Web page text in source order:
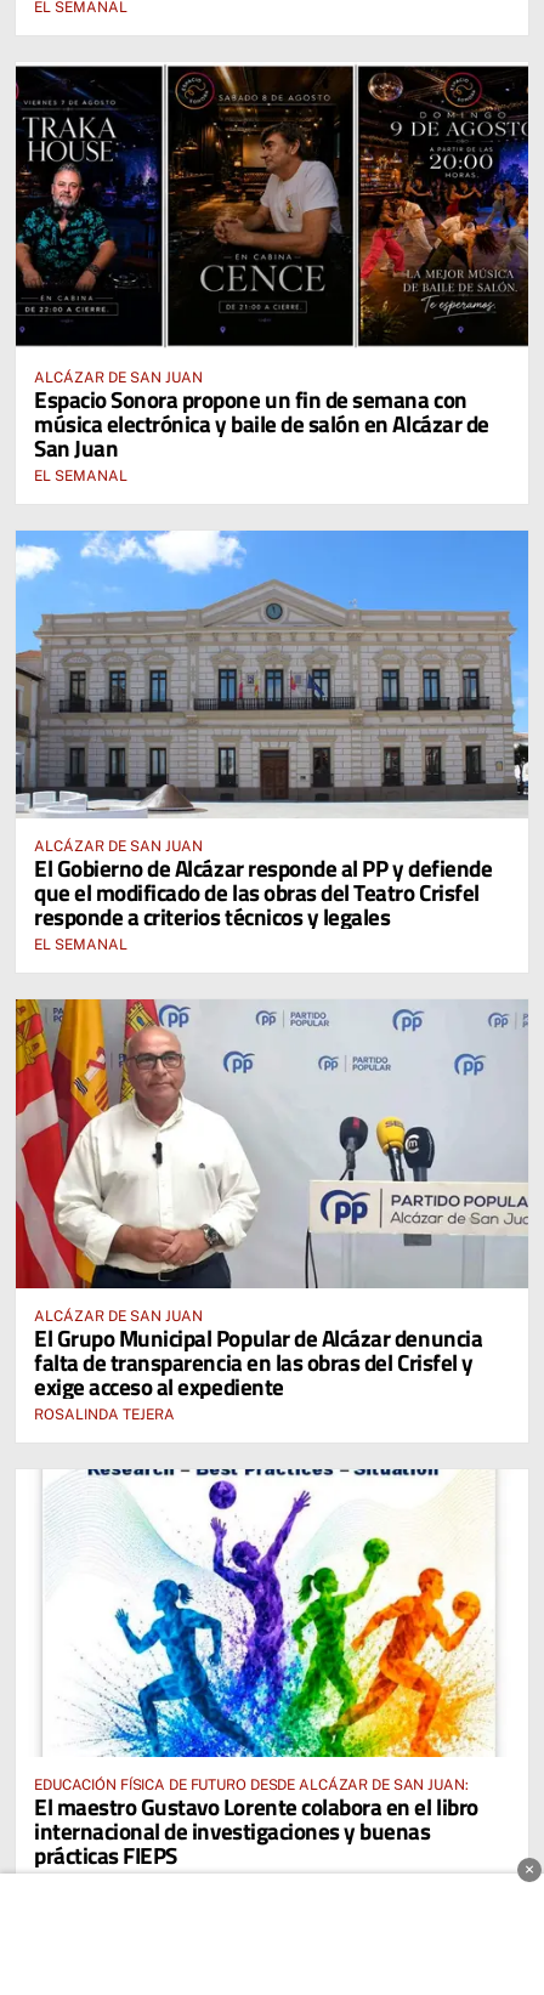
EL SEMANAL
ALCÁZAR DE SAN JUAN
Espacio Sonora propone un fin de semana con
música electrónica y baile de salón en Alcázar de
San Juan
EL SEMANAL
ALCÁZAR DE SAN JUAN
El Gobierno de Alcázar responde al PP y defiende
que el modificado de las obras del Teatro Crisfel
responde a criterios técnicos y legales
EL SEMANAL
ALCÁZAR DE SAN JUAN
El Grupo Municipal Popular de Alcázar denuncia
falta de transparencia en las obras del Crisfel y
exige acceso al expediente
ROSALINDA TEJERA
EDUCACIÓN FÍSICA DE FUTURO DESDE ALCÁZAR DE SAN JUAN:
El maestro Gustavo Lorente colabora en el libro
internacional de investigaciones y buenas
prácticas FIEPS ×